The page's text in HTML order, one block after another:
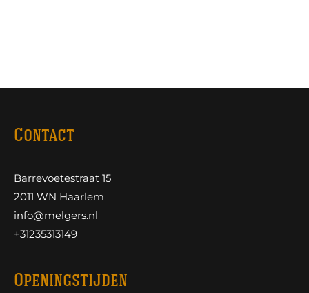
Contact
Barrevoetestraat 15
2011 WN Haarlem
info@melgers.nl
+31235313149
Openingstijden